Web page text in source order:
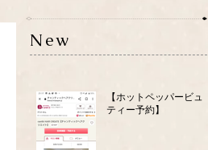
New
【ホットペッパービュー
ティー予約】